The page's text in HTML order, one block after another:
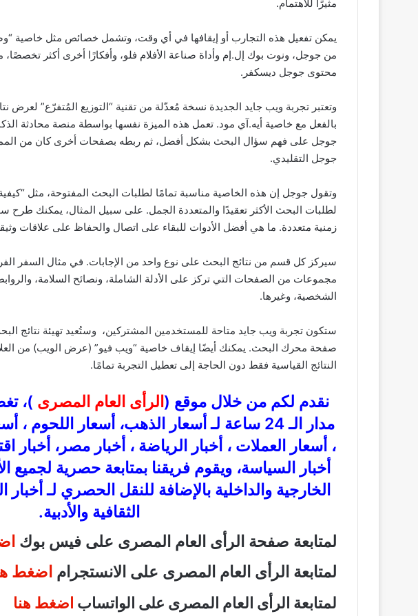
مثيرًا للاهتمام.
يمكن تفعيل هذه التجارب أو إيقافها في أي وقت، وتشمل خصائص مثل خاصية
من جوجل، ونوت بوك إل.إم وأداة صناعة الأفلام فلو، وأفكارًا أخرى أكثر
محتوى جوجل ديسكفر.
وتعتبر تجربة ويب جايد الجديدة نسخة مُعدّلة من تقنية “التوزيع المُتفرّع” لعرض
بالفعل مع خاصية أيه.آي مود. تعمل هذه الميزة نفسها بواسطة منصة محادثة
جوجل على فهم سؤال البحث بشكل أفضل، ثم ربطه بصفحات أخرى كان من
جوجل التقليدي.
وتقول جوجل إن هذه الخاصية مناسبة تمامًا لطلبات البحث المفتوحة، مثل
لطلبات البحث الأكثر تعقيدًا والمتعددة الجمل. على سبيل المثال، يمكنك
زمنية متعددة. ما هي أفضل الأدوات للبقاء على اتصال والحفاظ على علاقات
سيركز كل قسم من نتائج البحث على نوع واحد من الإجابات. في مثال السفر
مجموعات من الصفحات التي تركز على الأدلة الشاملة، ونصائح السلامة،
الشخصية، وغيرها.
ستكون تجربة ويب جايد متاحة للمستخدمين المشتركين، وستُعيد تهيئة نتائج
صفحة محرك البحث. يمكنك أيضًا إيقاف خاصية “ويب فيو” (عرض الويب) من
النتائج القياسية فقط دون الحاجة إلى تعطيل التجربة تمامًا.
نقدم لكم من خلال موقع (الرأى العام المصرى )،
مدار الـ 24 ساعة لـ أسعار الذهب، أسعار اللحوم
، أسعار العملات ، أخبار الرياضة ، أخبار مصر، أخبار
أخبار السياسة، ويقوم فريقنا بمتابعة حصرية لجميع
الخارجية والداخلية بالإضافة للنقل الحصري لـ
الثقافية والأدبية.
لمتابعة صفحة الرأى العام المصرى على فيس بوك
لمتابعة الرأى العام المصرى على الانستجرام اضغط
لمتابعة الرأى العام المصرى على الواتساب اضغط هنا